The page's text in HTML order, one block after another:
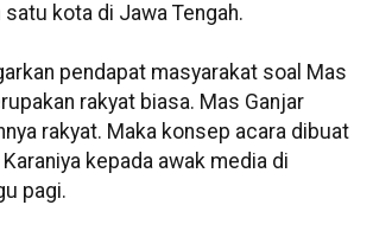
kota di Jawa Tengah.
pendapat masyarakat soal Mas
rakyat biasa. Mas Ganjar
rakyat. Maka konsep acara dibuat
kepada awak media di
pagi.